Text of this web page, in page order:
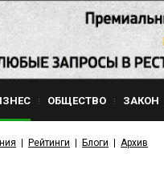
ОБЩЕСТВО ЗАКОН
Рейтинги Блоги Архив